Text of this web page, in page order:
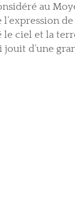
au
de
le ciel et la
d’une